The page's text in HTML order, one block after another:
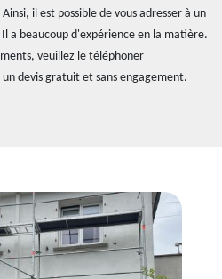
il est possible de vous adresser à un
a beaucoup d'expérience en la matière.
veuillez le téléphoner
devis gratuit et sans engagement.